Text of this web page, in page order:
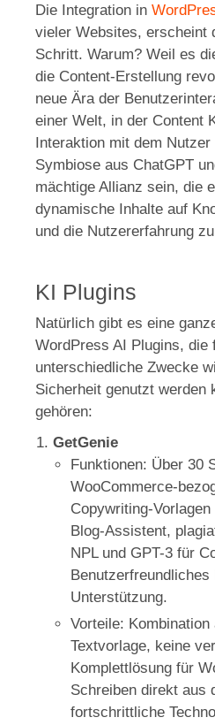
Die Integration in
vieler Websites, erscheint
Schritt. Warum? Weil es
die Content-Erstellung
neue Ära der
einer Welt, in der Content
Interaktion mit dem
Symbiose aus ChatGPT
mächtige Allianz sein, die
dynamische Inhalte auf
und die Nutzererfahrung
KI Plugins
Natürlich gibt es eine
WordPress AI Plugins, die
unterschiedliche Zwecke
Sicherheit genutzt werden
gehören:
GetGenie
Funktionen: Über 30
WooCommerce-
Copywriting-
Blog-Assistent,
NPL und GPT-3 für
Benutzerfreundliches
Unterstützung.
Vorteile:
Textvorlage, keine
Komplettlösung für
Schreiben direkt aus
fortschrittliche